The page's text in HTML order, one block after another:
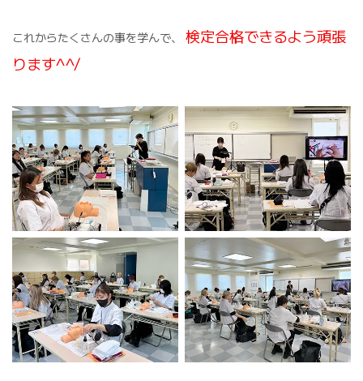
これからたくさんの事を学んで、 検定合格できるよう頑張
ります^^/